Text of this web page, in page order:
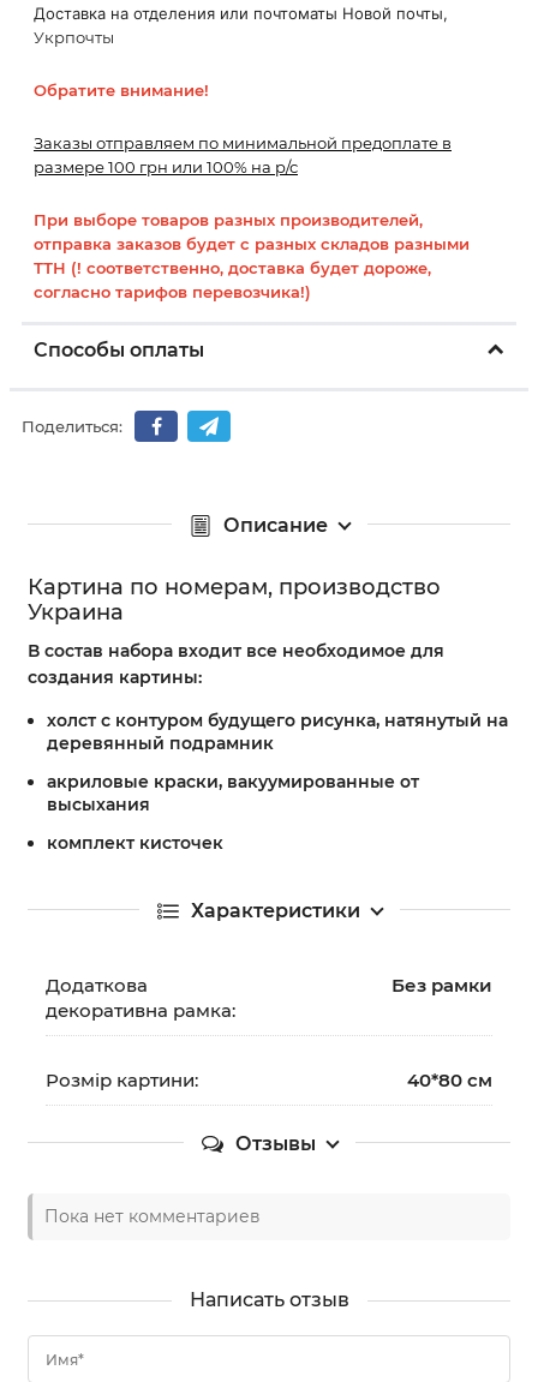
Доставка на отделения или почтоматы Новой почты,
Укрпочты
Обратите внимание!
Заказы отправляем по минимальной предоплате в
размере 100 грн или 100% на р/с
При выборе товаров разных производителей,
отправка заказов будет с разных складов разными
ТТН (! соответственно, доставка будет дороже,
согласно тарифов перевозчика!)
Способы оплаты
Поделиться:
Описание
Картина по номерам, производство
Украина
В состав набора входит все необходимое для
создания картины:
холст с контуром будущего рисунка, натянутый на
деревянный подрамник
акриловые краски, вакуумированные от
высыхания
комплект кисточек
Характеристики
Додаткова
декоративна рамка:
Без рамки
Розмір картини: 40*80 см
Отзывы
Пока нет комментариев
Написать отзыв
Имя*